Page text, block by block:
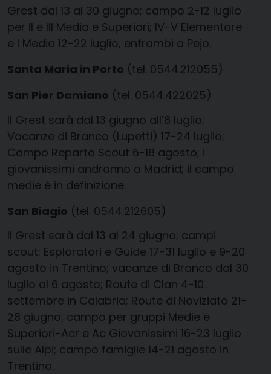
Grest dal 13 al 30 giugno; campo 2-12 luglio
per II e III Media e Superiori; IV-V Elementare
e I Media 12-22 luglio, entrambi a Pejo.
Santa Maria in Porto (tel. 0544.212055)
San Pier Damiano (tel. 0544.422025)
Il Grest sarà dal 13 giugno all’8 luglio;
Vacanze di Branco (Lupetti) 17-24 luglio;
Campo Reparto Scout 6-18 agosto; i
giovanissimi andranno a Madrid; il campo
medie è in definizione.
San Biagio (tel. 0544.212605)
Il Grest sarà dal 13 al 24 giugno; campi
scout: Esploratori e Guide 17-31 luglio e 9-20
agosto in Trentino; vacanze di Branco dal 30
luglio al 6 agosto; Route di Clan 4-10
settembre in Calabria; Route di Noviziato 21-
28 giugno; campo per gruppi Medie e
Superiori-Acr e Ac Giovanissimi 16-23 luglio
sulle Alpi; campo famiglie 14-21 agosto in
Trentino.